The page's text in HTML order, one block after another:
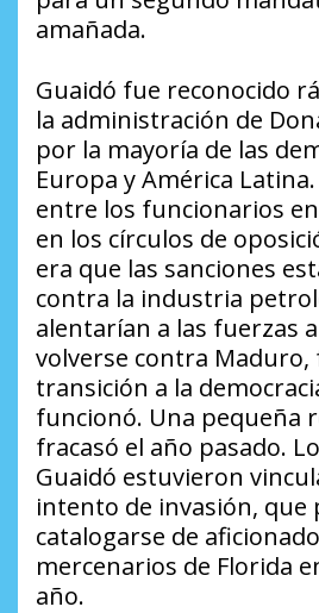
amañada.
Guaidó fue reconocido
la administración de
por la mayoría de las
Europa y América
entre los funcionarios
en los círculos de
era que las sanciones
contra la industria
alentarían a las fuerzas
volverse contra
transición a la
funcionó. Una pequeña
fracasó el año pasado.
Guaidó estuvieron
intento de invasión, que
catalogarse de
mercenarios de Florida
año.